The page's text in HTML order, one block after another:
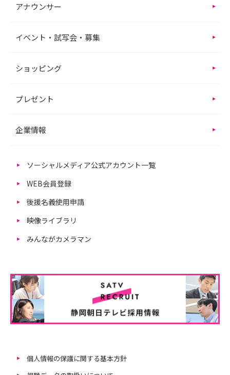
アナウンサー
イベント・試写会・募集
ショッピング
プレゼント
企業情報
ソーシャルメディア公式アカウント一覧
WEB会員登録
後援名義使用申請
映像ライブラリ
みんながカメラマン
個人情報の保護に関する基本方針